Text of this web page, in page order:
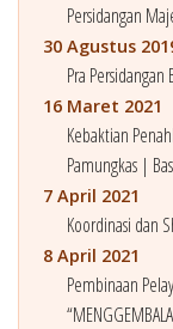
Persidangan
30 Agustus
Pra Persidangan
16 Maret 2021
Kebaktian
Pamungkas |
7 April 2021
Koordinasi dan
8 April 2021
Pembinaan